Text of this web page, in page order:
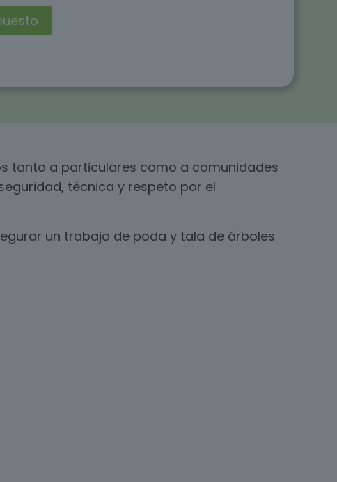
tanto a particulares como a comunidades
técnica y respeto por el
un trabajo de poda y tala de árboles